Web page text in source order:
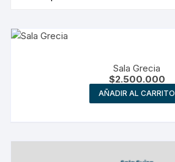
Sala Grecia
$2.500.000
AÑADIR AL CARRITO